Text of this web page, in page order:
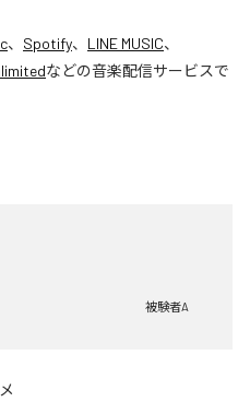
、 Spotify、 LINE MUSIC、
などの音楽配信サービスで
被験者A